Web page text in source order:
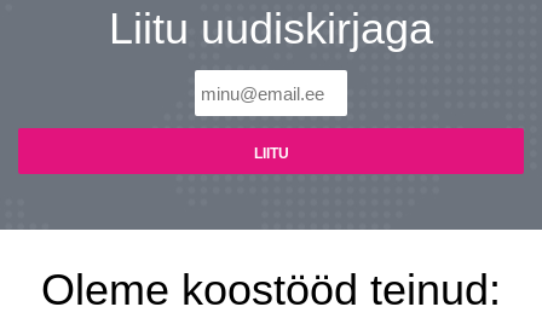
Liitu uudiskirjaga
Oleme koostööd teinud: